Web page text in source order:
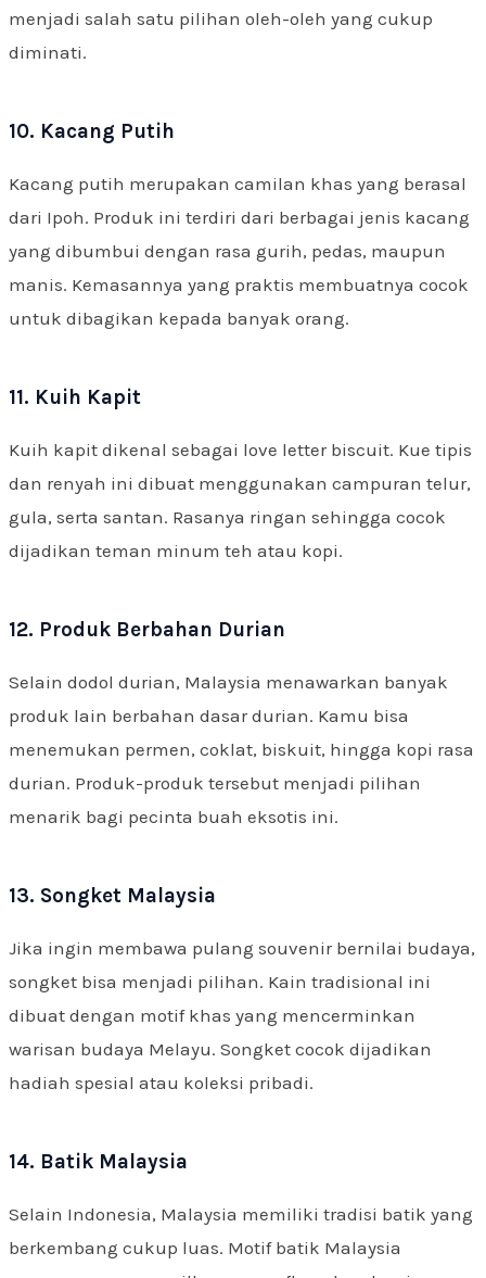
menjadi salah satu pilihan oleh-oleh yang cukup
diminati.
10. Kacang Putih
Kacang putih merupakan camilan khas yang berasal
dari Ipoh. Produk ini terdiri dari berbagai jenis kacang
yang dibumbui dengan rasa gurih, pedas, maupun
manis. Kemasannya yang praktis membuatnya cocok
untuk dibagikan kepada banyak orang.
11. Kuih Kapit
Kuih kapit dikenal sebagai love letter biscuit. Kue tipis
dan renyah ini dibuat menggunakan campuran telur,
gula, serta santan. Rasanya ringan sehingga cocok
dijadikan teman minum teh atau kopi.
12. Produk Berbahan Durian
Selain dodol durian, Malaysia menawarkan banyak
produk lain berbahan dasar durian. Kamu bisa
menemukan permen, coklat, biskuit, hingga kopi rasa
durian. Produk-produk tersebut menjadi pilihan
menarik bagi pecinta buah eksotis ini.
13. Songket Malaysia
Jika ingin membawa pulang souvenir bernilai budaya,
songket bisa menjadi pilihan. Kain tradisional ini
dibuat dengan motif khas yang mencerminkan
warisan budaya Melayu. Songket cocok dijadikan
hadiah spesial atau koleksi pribadi.
14. Batik Malaysia
Selain Indonesia, Malaysia memiliki tradisi batik yang
berkembang cukup luas. Motif batik Malaysia